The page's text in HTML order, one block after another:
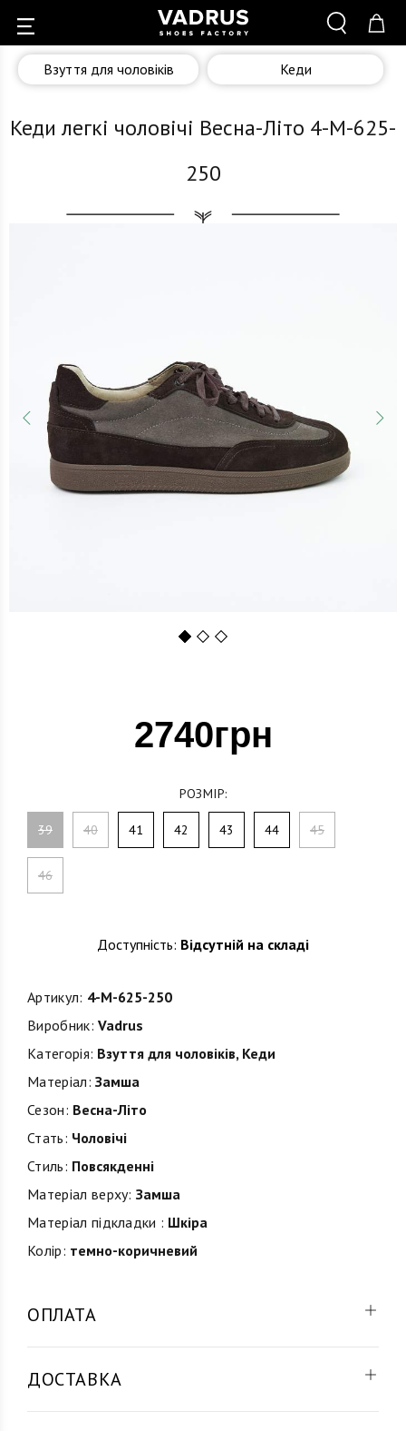
Взуття для чоловіків Кеди
Кеди легкі чоловічі Весна-Літо 4-M-625-
250
123
2740грн
РОЗМІР:
39 40 41 42 43 44 45
46
Доступність: Відсутній на складі
Артикул: 4-M-625-250
Виробник: Vadrus
Категорія: Взуття для чоловіків, Кеди
Матеріал: Замша
Сезон: Весна-Літо
Стать: Чоловічі
Стиль: Повсякденні
Матеріал верху: Замша
Матеріал підкладки : Шкіра
Колір: темно-коричневий
ОПЛАТА
ДОСТАВКА